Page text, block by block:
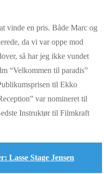
vinde en pris. Både Marc og
da vi var oppe mod
så har jeg ikke vundet
“Velkommen til paradis”
til Ekko
var nomineret til
Instruktør til Filmkraft
Lasse Stage Jensen